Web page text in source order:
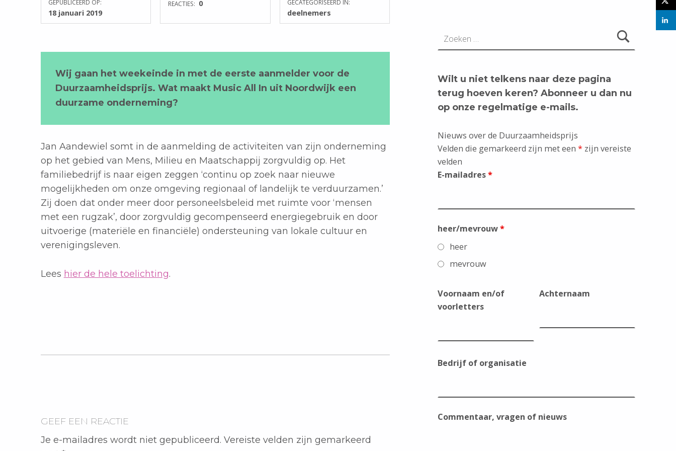
GEPUBLICEERD OP:
18 januari 2019
REACTIES: 0 GECATEGORISEERD IN:
deelnemers
Wij gaan het weekeinde in met de eerste aanmelder voor de
Duurzaamheidsprijs. Wat maakt Music All In uit Noordwijk een
duurzame onderneming?
Jan Aandewiel somt in de aanmelding de activiteiten van zijn onderneming
op het gebied van Mens, Milieu en Maatschappij zorgvuldig op. Het
familiebedrijf is naar eigen zeggen ‘continu op zoek naar nieuwe
mogelijkheden om onze omgeving regionaal of landelijk te verduurzamen.’
Zij doen dat onder meer door personeelsbeleid met ruimte voor ‘mensen
met een rugzak’, door zorgvuldig gecompenseerd energiegebruik en door
uitvoerige (materiële en financiële) ondersteuning van lokale cultuur en
verenigingsleven.
Lees hier de hele toelichting.
Teruggaan naar de hoofdnavigatie
GEEF EEN REACTIE
Je e-mailadres wordt niet gepubliceerd. Vereiste velden zijn gemarkeerd
Wilt u niet telkens naar deze pagina
terug hoeven keren? Abonneer u dan nu
op onze regelmatige e-mails.
Nieuws over de Duurzaamheidsprijs
Velden die gemarkeerd zijn met een* zijn vereiste
velden
E-mailadres*
heer/mevrouw*
heer
mevrouw
Voornaam en/of
voorletters
Achternaam
Bedrijf of organisatie
Commentaar, vragen of nieuws